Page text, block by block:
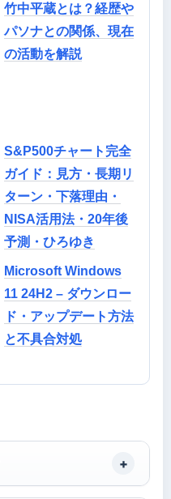
竹中平蔵とは？経歴や
パソナとの関係、現在
の活動を解説
S&P500チャート完全
ガイド：見方・長期リ
ターン・下落理由・
NISA活用法・20年後
予測・ひろゆき
Microsoft Windows
11 24H2 – ダウンロー
ド・アップデート方法
と不具合対処